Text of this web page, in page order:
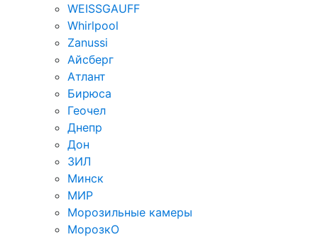
WEISSGAUFF
Whirlpool
Zanussi
Айсберг
Атлант
Бирюса
Геочел
Днепр
Дон
ЗИЛ
Минск
МИР
Морозильные камеры
МорозкО